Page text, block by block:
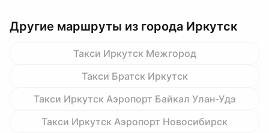
Другие маршруты из города Иркутск
Такси Иркутск Межгород
Такси Братск Иркутск
Такси Иркутск Аэропорт Байкал Улан-Удэ
Такси Иркутск Аэропорт Новосибирск